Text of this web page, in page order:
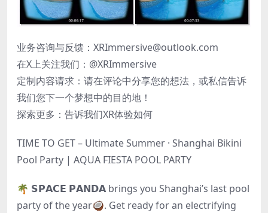
业务咨询与反馈：XRImmersive@outlook.com
在X上关注我们：@XRImmersive
定制内容请求：请在评论中分享您的想法，或私信告诉
我们您下一个梦想中的目的地！
探索更多：告诉我们XR体验如何
TIME TO GET – Ultimate Summer · Shanghai Bikini
Pool Party | AQUA FIESTA POOL PARTY
🌴 𝗦𝗣𝗔𝗖𝗘 𝗣𝗔𝗡𝗗𝗔 brings you Shanghai’s last pool
party of the year🥥. Get ready for an electrifying